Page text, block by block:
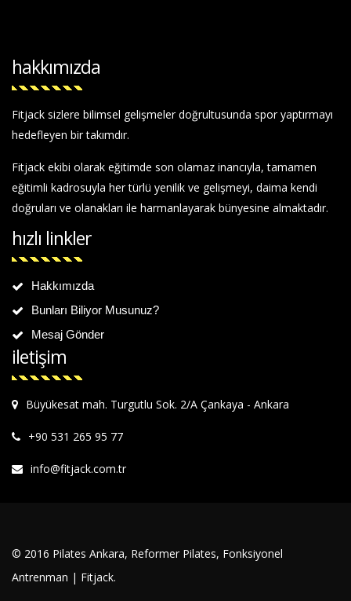
hakkımızda
Fitjack sizlere bilimsel gelişmeler doğrultusunda spor yaptırmayı
hedefleyen bir takımdır.
Fitjack ekibi olarak eğitimde son olamaz inancıyla, tamamen
eğitimli kadrosuyla her türlü yenilik ve gelişmeyi, daima kendi
doğruları ve olanakları ile harmanlayarak bünyesine almaktadır.
hızlı linkler
Hakkımızda
Bunları Biliyor Musunuz?
Mesaj Gönder
iletişim
Büyükesat mah. Turgutlu Sok. 2/A Çankaya - Ankara
+90 531 265 95 77
info@fitjack.com.tr
© 2016 Pilates Ankara, Reformer Pilates, Fonksiyonel
Antrenman | Fitjack.